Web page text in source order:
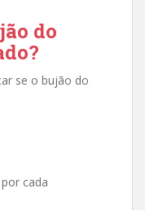
do
se o bujão do
cada